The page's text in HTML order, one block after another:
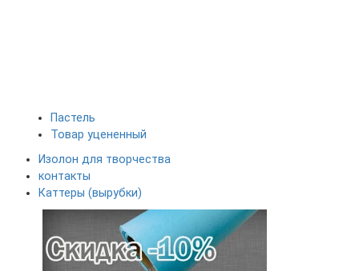
Пастель
Товар уцененный
Изолон для творчества
контакты
Каттеры (вырубки)